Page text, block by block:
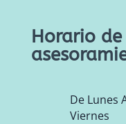
Horario
De Lunes
Viernes